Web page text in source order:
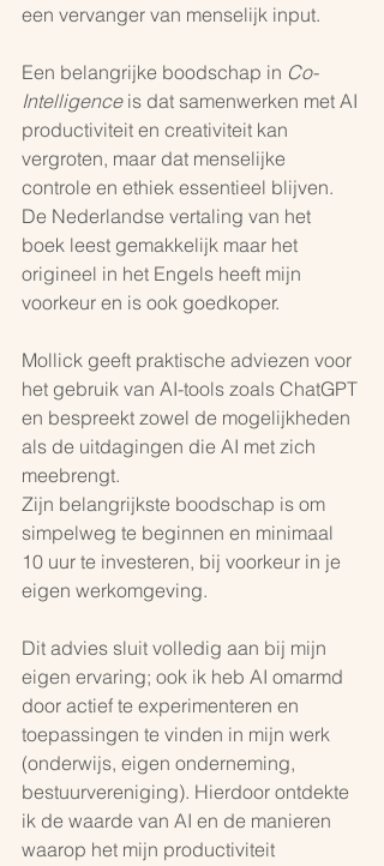
een vervanger van menselijk input.
Een belangrijke boodschap in Co-
Intelligence is dat samenwerken met AI
productiviteit en creativiteit kan
vergroten, maar dat menselijke
controle en ethiek essentieel blijven.
De Nederlandse vertaling van het
boek leest gemakkelijk maar het
origineel in het Engels heeft mijn
voorkeur en is ook goedkoper.
Mollick geeft praktische adviezen voor
het gebruik van AI-tools zoals ChatGPT
en bespreekt zowel de mogelijkheden
als de uitdagingen die AI met zich
meebrengt.
Zijn belangrijkste boodschap is om
simpelweg te beginnen en minimaal
10 uur te investeren, bij voorkeur in je
eigen werkomgeving.
Dit advies sluit volledig aan bij mijn
eigen ervaring; ook ik heb AI omarmd
door actief te experimenteren en
toepassingen te vinden in mijn werk
(onderwijs, eigen onderneming,
bestuurvereniging). Hierdoor ontdekte
ik de waarde van AI en de manieren
waarop het mijn productiviteit